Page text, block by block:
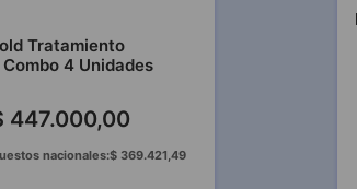
Tratamiento
4 Unidades
447.000,00
nacionales:$ 369.421,49